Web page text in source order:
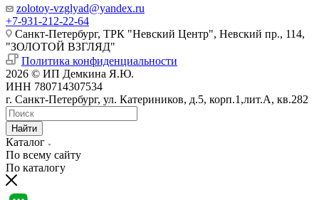
zolotoy-vzglyad@yandex.ru
+7-931-212-22-64
Санкт-Петербург, ТРК "Невский Центр", Невский пр., 114,
"ЗОЛОТОЙ ВЗГЛЯД"
Политика конфиденциальности
2026 © ИП Демкина Я.Ю.
ИНН 780714307534
г. Санкт-Петербург, ул. Катериников, д.5, корп.1,лит.А, кв.282
Найти
Каталог
По всему сайту
По каталогу